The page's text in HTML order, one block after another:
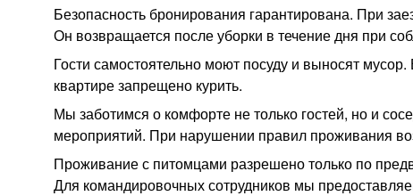
Безопасность бронирования гарантирована. При
Он возвращается после уборки в течение дня при
Гости самостоятельно моют посуду и выносят
квартире запрещено курить.
Мы заботимся о комфорте не только гостей, но и
мероприятий. При нарушении правил проживания
Проживание с питомцами разрешено только по
Для командировочных сотрудников мы